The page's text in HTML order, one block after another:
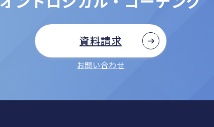
資料請求
お問い合わせ